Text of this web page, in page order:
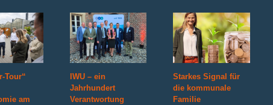
Tour“
am
IWU – ein
Jahrhundert
Verantwortung
Starkes Signal für
die kommunale
Familie